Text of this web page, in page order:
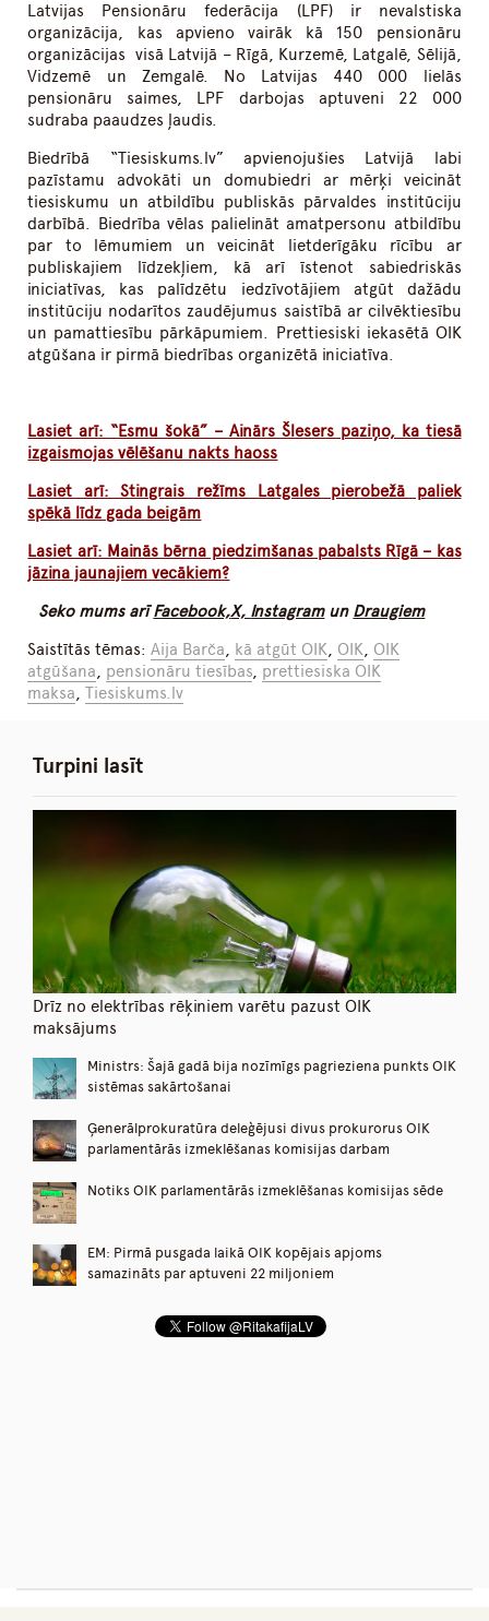
Latvijas Pensionāru federācija (LPF) ir nevalstiska
organizācija, kas apvieno vairāk kā 150 pensionāru
organizācijas visā Latvijā – Rīgā, Kurzemē, Latgalē, Sēlijā,
Vidzemē un Zemgalē. No Latvijas 440 000 lielās
pensionāru saimes, LPF darbojas aptuveni 22 000
sudraba paaudzes ļaudis.
Biedrībā “Tiesiskums.lv” apvienojušies Latvijā labi
pazīstamu advokāti un domubiedri ar mērķi veicināt
tiesiskumu un atbildību publiskās pārvaldes institūciju
darbībā. Biedrība vēlas palielināt amatpersonu atbildību
par to lēmumiem un veicināt lietderīgāku rīcību ar
publiskajiem līdzekļiem, kā arī īstenot sabiedriskās
iniciatīvas, kas palīdzētu iedzīvotājiem atgūt dažādu
institūciju nodarītos zaudējumus saistībā ar cilvēktiesību
un pamattiesību pārkāpumiem. Prettiesiski iekasētā OIK
atgūšana ir pirmā biedrības organizētā iniciatīva.
Lasiet arī: “Esmu šokā” – Ainārs Šlesers paziņo, ka tiesā
izgaismojas vēlēšanu nakts haoss
Lasiet arī: Stingrais režīms Latgales pierobežā paliek
spēkā līdz gada beigām
Lasiet arī: Mainās bērna piedzimšanas pabalsts Rīgā – kas
jāzina jaunajiem vecākiem?
Seko mums arīFacebook,X, Instagramun Draugiem
Saistītās tēmas:Aija Barča, kā atgūt OIK, OIK, OIK
atgūšana, pensionāru tiesības, prettiesiska OIK
maksa,Tiesiskums.lv
Turpini lasīt
Drīz no elektrības rēķiniem varētu pazust OIK
maksājums
Ministrs: Šajā gadā bija nozīmīgs pagrieziena punkts OIK
sistēmas sakārtošanai
Ģenerālprokuratūra deleģējusi divus prokurorus OIK
parlamentārās izmeklēšanas komisijas darbam
Notiks OIK parlamentārās izmeklēšanas komisijas sēde
EM: Pirmā pusgada laikā OIK kopējais apjoms
samazināts par aptuveni 22 miljoniem